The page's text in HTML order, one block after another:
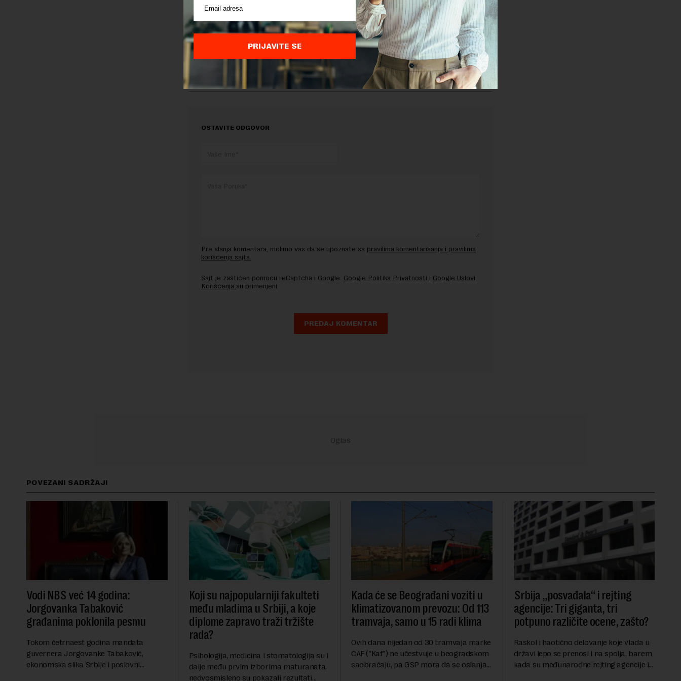
posebno.Koliko su na neodredjeno, odredjeno,po ugovoru o delu, po ugovoru o
povremenim i privremenim poslovima.Svi njihovi mitingaši i botovi smešteni su u
EPSu, uglavnom na odredjeno vreme. U svakom gradu gde imaju svoje objekte, to
znaju svi gradjani. Tek onda neka izadju sa konkretnom računicom-koliko troše na
investicije, koliko na tekuća održavanja, koliko za reprezentaciju i koliko za plate
zaposlenih i da vidimo koliko realno treba da se poveća cena struje ali i koliko da se
smanji broj zaposlenih, od kojih neki i ne dolaze na posao a dosta ih deli jednu
OSTAVITE ODGOVOR
Pre slanja komentara, molimo vas da se upoznate sa pravilima komentarisanja i pravilima
korišćenja sajta.
Sajt je zaštićen pomocu reCaptcha i Google. Google Politika Privatnosti i Google Uslovi
Korišćenja su primenjeni.
POVEZANI SADRŽAJI
Vodi NBS već 14 godina:
Jorgovanka Tabaković
građanima poklonila pesmu
Tokom četrnaest godina mandata
guvernera Jorgovanke Tabaković,
ekonomska slika Srbije i poslovni
Koji su najpopularniji fakulteti
među mladima u Srbiji, a koje
diplome zapravo traži tržište
rada?
Psihologija, medicina i stomatologija su i
dalje među prvim izborima maturanata,
nedvosmisleno su pokazali rezultati
Kada će se Beograđani voziti u
klimatizovanom prevozu: Od 113
tramvaja, samo u 15 radi klima
Ovih dana nijedan od 30 tramvaja marke
CAF ("Kaf") ne učestvuje u beogradskom
saobraćaju, pa GSP mora da se oslanja
Srbija „posvađala“ i rejting
agencije: Tri giganta, tri
potpuno različite ocene, zašto?
Raskol i haotično delovanje koje vlada u
državi lepo se prenosi i na spolja, barem
kada su međunarodne rejting agencije i
PRIJAVITE SE